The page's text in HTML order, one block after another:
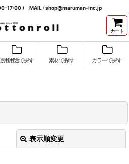
17:00 ) MAIL : shop@maruman-inc.jp
カート
用用途で探す 素材で探す カラーで探す
表示順変更